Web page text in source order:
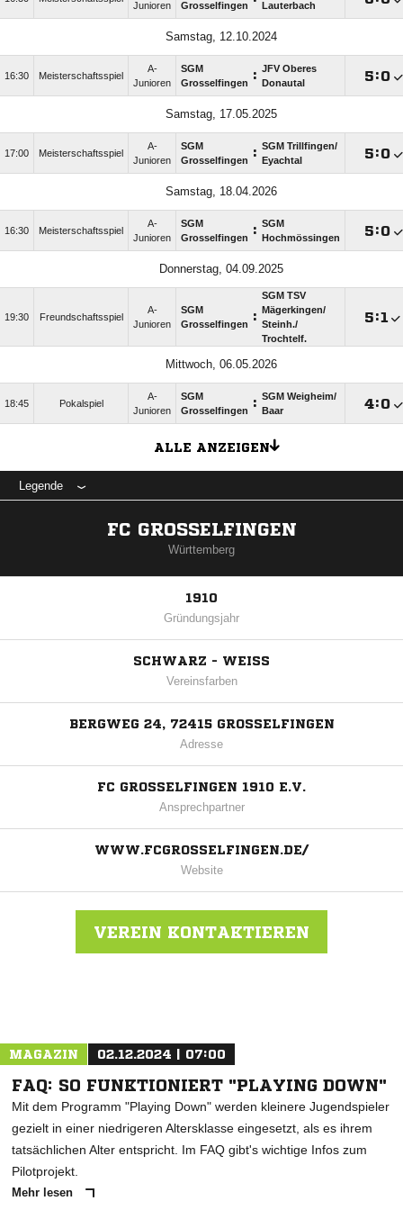
Junioren Grosselfingen Lauterbach
Samstag, 12.10.2024
16:30 Meisterschaftsspiel
A-
Junioren
SGM
Grosselfingen : JFV Oberes
Donautal
:
Samstag, 17.05.2025
17:00 Meisterschaftsspiel
A-
Junioren
SGM
Grosselfingen : SGM Trillfingen/​
Eyachtal
:
Samstag, 18.04.2026
16:30 Meisterschaftsspiel
A-
Junioren
SGM
Grosselfingen : SGM
Hochmössingen
:
Donnerstag, 04.09.2025
19:30 Freundschaftsspiel
A-
Junioren
SGM
Grosselfingen :
SGM TSV
Mägerkingen/​
Steinh./​
Trochtelf.
:
Mittwoch, 06.05.2026
18:45 Pokalspiel
A-
Junioren
SGM
Grosselfingen : SGM Weigheim/​
Baar
:
ALLE ANZEIGEN
Legende
FC GROSSELFINGEN
Württemberg
1910
Gründungsjahr
SCHWARZ - WEISS
Vereinsfarben
BERGWEG 24, 72415 GROSSELFINGEN
Adresse
FC GROSSELFINGEN 1910 E.V.
Ansprechpartner
WWW.FCGROSSELFINGEN.DE/
Website
VEREIN KONTAKTIEREN
MAGAZIN 02.12.2024 | 07:00
FAQ: SO FUNKTIONIERT "PLAYING DOWN"
Mit dem Programm "Playing Down" werden kleinere Jugendspieler
gezielt in einer niedrigeren Altersklasse eingesetzt, als es ihrem
tatsächlichen Alter entspricht. Im FAQ gibt's wichtige Infos zum
Pilotprojekt.
Mehr lesen